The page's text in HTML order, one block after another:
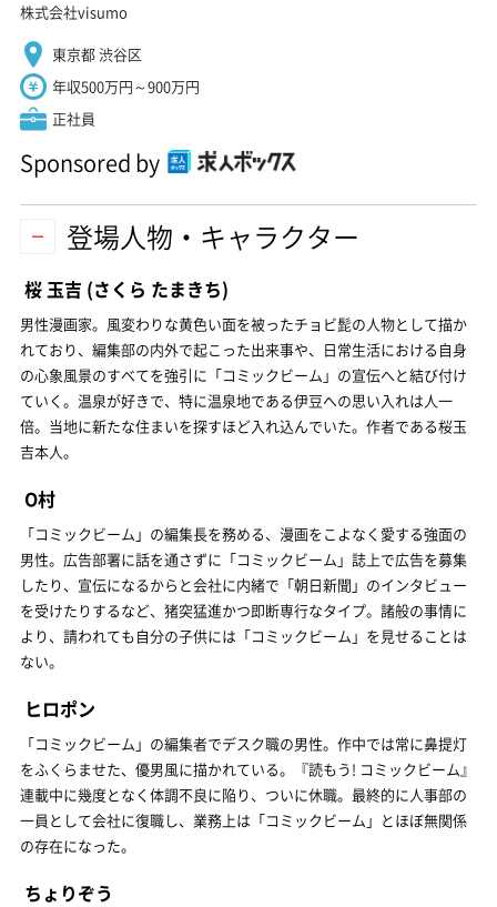
株式会社visumo
東京都 渋谷区
年収500万円～900万円
正社員
Sponsored by
登場人物・キャラクター
桜 玉吉 (さくら たまきち)
男性漫画家。風変わりな黄色い面を被ったチョビ髭の人物として描か
れており、編集部の内外で起こった出来事や、日常生活における自身
の心象風景のすべてを強引に「コミックビーム」の宣伝へと結び付け
ていく。温泉が好きで、特に温泉地である伊豆への思い入れは人一
倍。当地に新たな住まいを探すほど入れ込んでいた。作者である桜玉
吉本人。
O村
「コミックビーム」の編集長を務める、漫画をこよなく愛する強面の
男性。広告部署に話を通さずに「コミックビーム」誌上で広告を募集
したり、宣伝になるからと会社に内緒で「朝日新聞」のインタビュー
を受けたりするなど、猪突猛進かつ即断専行なタイプ。諸般の事情に
より、請われても自分の子供には「コミックビーム」を見せることは
ない。
ヒロポン
「コミックビーム」の編集者でデスク職の男性。作中では常に鼻提灯
をふくらませた、優男風に描かれている。『読もう! コミックビーム』
連載中に幾度となく体調不良に陥り、ついに休職。最終的に人事部の
一員として会社に復職し、業務上は「コミックビーム」とほぼ無関係
の存在になった。
ちょりぞう